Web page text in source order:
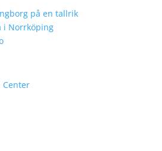
på en tallrik
i Norrköping
Center